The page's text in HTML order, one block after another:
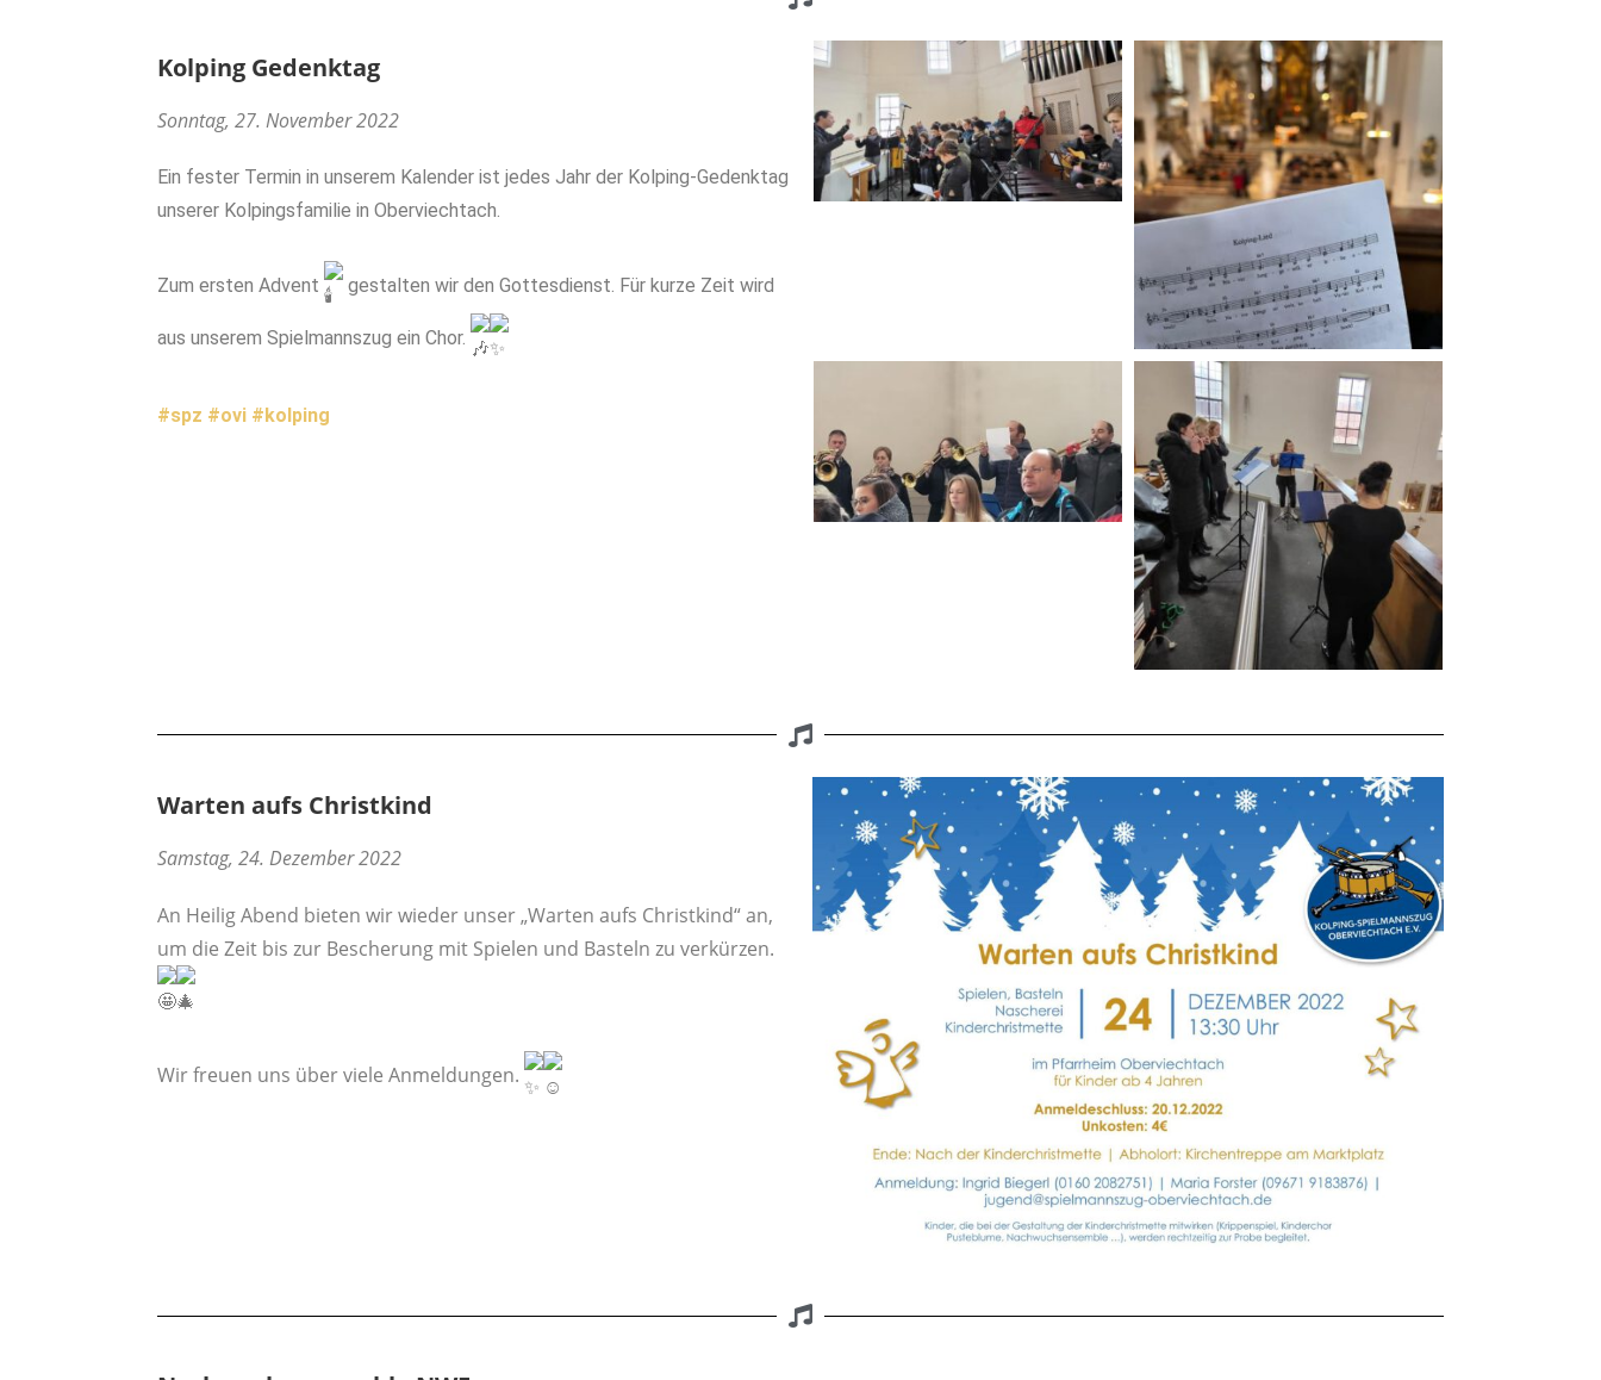
Kolping Gedenktag
Sonntag, 27. November 2022
Ein fester Termin in unserem Kalender ist jedes Jahr der Kolping-Gedenktag
unserer Kolpingsfamilie in Oberviechtach.
Zum ersten Advent gestalten wir den Gottesdienst. Für kurze Zeit wird
aus unserem Spielmannszug ein Chor.
#spz #ovi #kolping
Warten aufs Christkind
Samstag, 24. Dezember 2022
An Heilig Abend bieten wir wieder unser „Warten aufs Christkind“ an,
um die Zeit bis zur Bescherung mit Spielen und Basteln zu verkürzen.
Wir freuen uns über viele Anmeldungen.